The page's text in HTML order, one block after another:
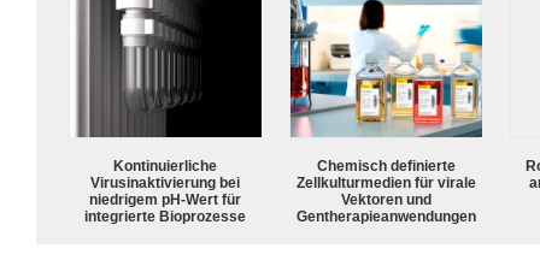
Kontinuierliche
Virusinaktivierung bei
niedrigem pH-Wert für
integrierte Bioprozesse
Chemisch definierte
Zellkulturmedien für virale
Vektoren und
Gentherapieanwendungen